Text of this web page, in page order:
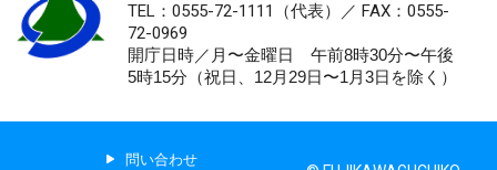
TEL：0555-72-1111 （代表）／ FAX：0555-
72-0969
開庁日時／月〜金曜日 午前8時30分〜午後
5時15分（祝日、12月29日〜1月3日を除く）
問い合わせ